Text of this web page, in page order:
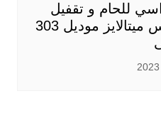
للحام و تقفيل
اكياس المونيوم واكياس ميتالايز موديل 303